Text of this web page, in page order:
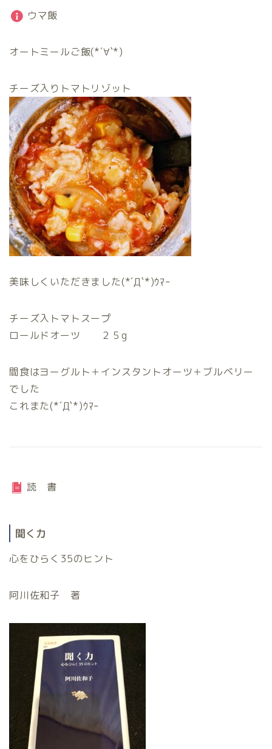
ウマ飯
オートミールご飯(*´∀`*)
チーズ入りトマトリゾット
美味しくいただきました(*´Д`*)ｳﾏｰ
チーズ入トマトスープ
ロールドオーツ ２５g
間食はヨーグルト＋インスタントオーツ＋ブルベリー
でした
これまた(*´Д`*)ｳﾏｰ
読 書
聞く力
心をひらく35のヒント
阿川佐和子 著